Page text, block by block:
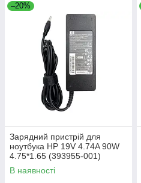
–20%
Зарядний пристрій для
ноутбука HP 19V 4.74A 90W
4.75*1.65 (393955-001)
В наявності